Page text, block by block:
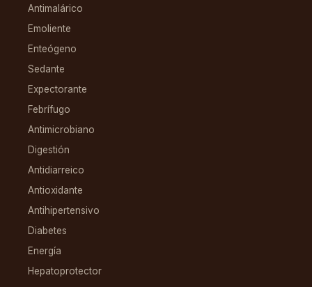
Antimalárico
Emoliente
Enteógeno
Sedante
Expectorante
Febrífugo
Antimicrobiano
Digestión
Antidiarreico
Antioxidante
Antihipertensivo
Diabetes
Energía
Hepatoprotector